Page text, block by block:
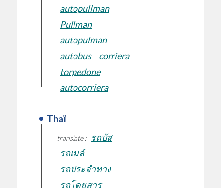
autopullman
Pullman
autopulman
autobus
corriera
torpedone
autocorriera
Thaï
translate : รถบัส
รถเมล์
รถประจำทาง
รถโดยสาร